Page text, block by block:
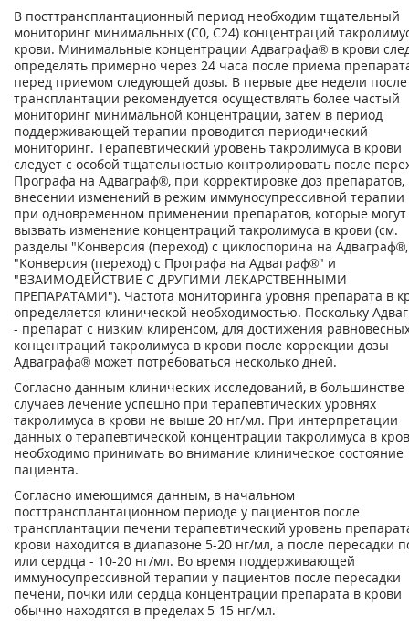
В посттрансплантационный период необходим тщательный
мониторинг минимальных (С0, С24) концентраций
крови. Минимальные концентрации Адваграфа® в крови
определять примерно через 24 часа после приема
перед приемом следующей дозы. В первые две недели после
трансплантации рекомендуется осуществлять более частый
мониторинг минимальной концентрации, затем в период
поддерживающей терапии проводится периодический
мониторинг. Терапевтический уровень такролимуса в крови
следует с особой тщательностью контролировать после
Прографа на Адваграф®, при корректировке доз
внесении изменений в режим иммуносупрессивной терапии
при одновременном применении препаратов, которые могут
вызвать изменение концентраций такролимуса в крови (см.
разделы "Конверсия (переход) с циклоспорина на Адваграф®,
"Конверсия (переход) с Прографа на Адваграф®" и
"ВЗАИМОДЕЙСТВИЕ С ДРУГИМИ ЛЕКАРСТВЕННЫМИ
ПРЕПАРАТАМИ"). Частота мониторинга уровня препарата в
определяется клинической необходимостью. Поскольку
- препарат с низким клиренсом, для достижения
концентраций такролимуса в крови после коррекции дозы
Адваграфа® может потребоваться несколько дней.
Согласно данным клинических исследований, в большинстве
случаев лечение успешно при терапевтических уровнях
такролимуса в крови не выше 20 нг/мл. При интерпретации
данных о терапевтической концентрации такролимуса в
необходимо принимать во внимание клиническое состояние
пациента.
Согласно имеющимся данным, в начальном
посттрансплантационном периоде у пациентов после
трансплантации печени терапевтический уровень
крови находится в диапазоне 5-20 нг/мл, а после пересадки
или сердца - 10-20 нг/мл. Во время поддерживающей
иммуносупрессивной терапии у пациентов после пересадки
печени, почки или сердца концентрации препарата в крови
обычно находятся в пределах 5-15 нг/мл.